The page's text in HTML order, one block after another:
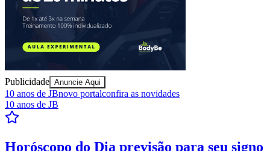
Juventude
Publicidade Anuncie Aqui
10 anos de JBnovo portalconfira as novidades
10 anos de JB
Resultados das Loterias confira se ganhou